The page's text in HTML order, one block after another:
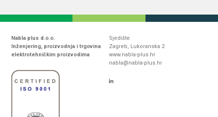
Nabla plus d.o.o.
Inženjering, proizvodnja i trgovina
elektrotehničkim proizvodima
Sjedište
Zagreb, Lukoranska 2
www.nabla-plus.hr
nabla@nabla-plus.hr